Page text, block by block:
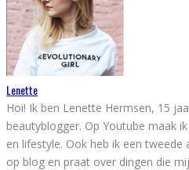
Lenette
Hoi! Ik ben Lenette Hermsen, 15
beautyblogger. Op Youtube maak
en lifestyle. Ook heb ik een
op blog en praat over dingen die